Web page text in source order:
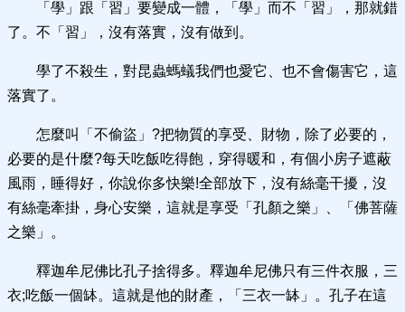
「學」跟「習」要變成一體，「學」而不「習」，那就錯
了。不「習」，沒有落實，沒有做到。
學了不殺生，對昆蟲螞蟻我們也愛它、也不會傷害它，這
落實了。
怎麼叫「不偷盜」?把物質的享受、財物，除了必要的，
必要的是什麼?每天吃飯吃得飽，穿得暖和，有個小房子遮蔽
風雨，睡得好，你說你多快樂!全部放下，沒有絲毫干擾，沒
有絲毫牽掛，身心安樂，這就是享受「孔顏之樂」、「佛菩薩
之樂」。
釋迦牟尼佛比孔子捨得多。釋迦牟尼佛只有三件衣服，三
衣;吃飯一個缽。這就是他的財產，「三衣一缽」。孔子在這